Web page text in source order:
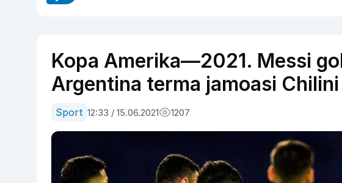
Kopa Amerika—2021. Messi
Argentina terma jamoasi
Sport 12:33 / 15.06.2021 1207